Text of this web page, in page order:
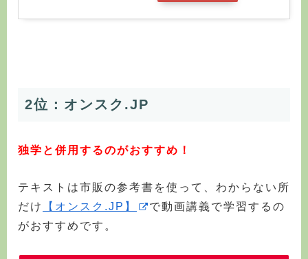
2位：オンスク.JP
独学と併用するのがおすすめ！
テキストは市販の参考書を使って、わからない所
だけ
【オンスク.JP】
で動画講義で学習するの
がおすすめです。